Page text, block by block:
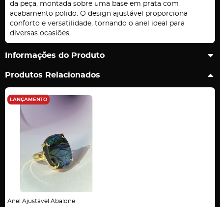
da peça, montada sobre uma base em prata com
acabamento polido. O design ajustável proporciona
conforto e versatilidade, tornando o anel ideal para
diversas ocasiões.
Informações do Produto
Produtos Relacionados
LANÇAMENTO
Anel Ajustável Abalone